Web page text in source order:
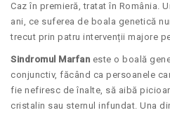
Caz în premieră, tratat în România.
ani, ce suferea de boala genetică
trecut prin patru intervenții majore
Sindromul Marfan este o boală
conjunctiv, făcând ca persoanele
fie nefiresc de înalte, să aibă
cristalin sau sternul infundat. Una